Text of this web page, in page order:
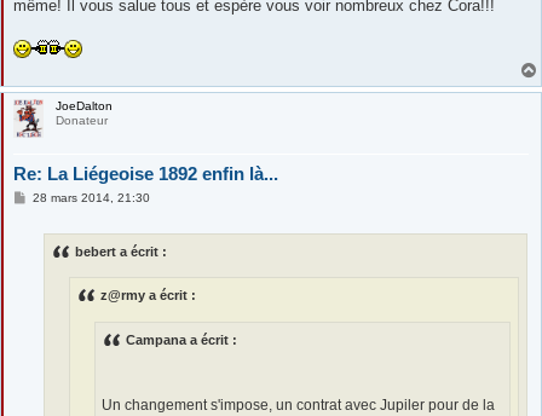
même! Il vous salue tous et espère vous voir nombreux chez Cora!!!
JoeDalton
Donateur
Re: La Liégeoise 1892 enfin là...
M28 mars 2014, 21:30
bebert a écrit :
z@rmy a écrit :
Campana a écrit :
Un changement s'impose, un contrat avec Jupiler pour de la